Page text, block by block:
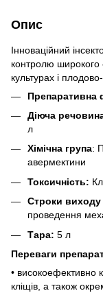
Опис
Інноваційний
контролю широкого
культурах і
Препаративна
Дiюча
л
Хiмiчна група:
авермектини
Токсичнiсть:
Строки виходу
проведення
Тара: 5 л
Переваги
• високоефективно
кліщів, а також